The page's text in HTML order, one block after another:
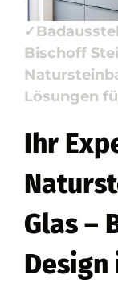
✓Badfliese,
Bischoff
Lösungen
Ihr
Glas –
Design